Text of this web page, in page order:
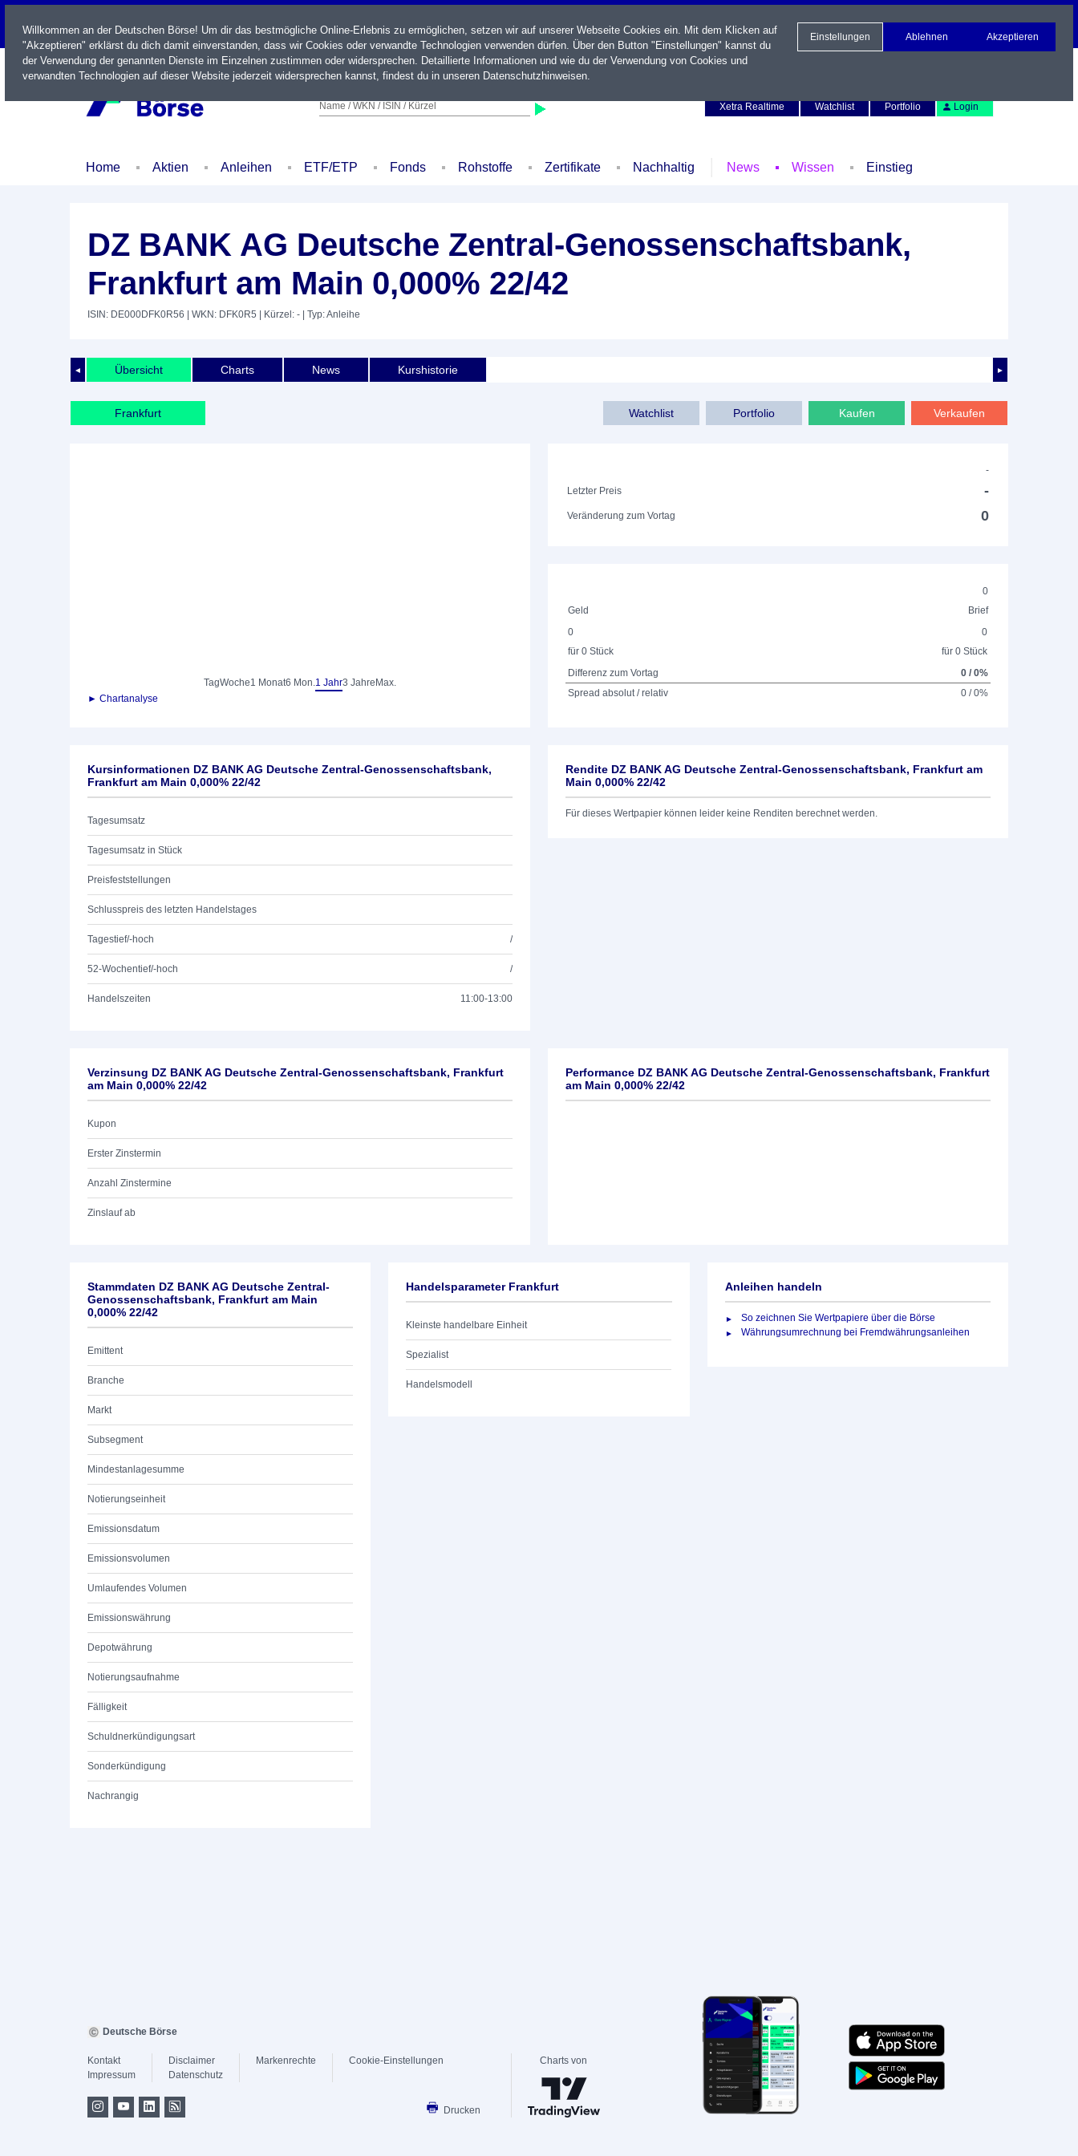
LIVE
Name / WKN / ISIN / Kürzel
Xetra Realtime
Watchlist Portfolio Login
Home Aktien Anleihen ETF/ETP Fonds Rohstoffe Zertifikate Nachhaltig News Wissen Einstieg
DZ BANK AG Deutsche Zentral-Genossenschaftsbank,
Frankfurt am Main 0,000% 22/42
ISIN: DE000DFK0R56 | WKN: DFK0R5 | Kürzel: - | Typ: Anleihe
◄ ►
Übersicht Charts News Kurshistorie
Frankfurt Verkaufen
Kaufen
Portfolio
Watchlist
TagWoche1 Monat6 Mon.1 Jahr3 Jahre Max.
► Chartanalyse
-
Letzter Preis
-
Veränderung zum Vortag 0
0
Geld
Brief
0
für 0 Stück
0
für 0 Stück
Differenz zum Vortag
0 / 0%
Spread absolut / relativ
0 / 0%
Kursinformationen DZ BANK AG Deutsche Zentral-Genossenschaftsbank,
Frankfurt am Main 0,000% 22/42
Tagesumsatz
Tagesumsatz in Stück
Preisfeststellungen
Schlusspreis des letzten Handelstages
Tagestief/-hoch /
52-Wochentief/-hoch /
Handelszeiten 11:00-13:00
Rendite DZ BANK AG Deutsche Zentral-Genossenschaftsbank, Frankfurt am
Main 0,000% 22/42
Für dieses Wertpapier können leider keine Renditen berechnet werden.
Verzinsung DZ BANK AG Deutsche Zentral-Genossenschaftsbank, Frankfurt
am Main 0,000% 22/42
Kupon
Erster Zinstermin
Anzahl Zinstermine
Zinslauf ab
Performance DZ BANK AG Deutsche Zentral-Genossenschaftsbank, Frankfurt
am Main 0,000% 22/42
Stammdaten DZ BANK AG Deutsche Zentral-
Genossenschaftsbank, Frankfurt am Main
0,000% 22/42
Emittent
Branche
Markt
Subsegment
Mindestanlagesumme
Notierungseinheit
Emissionsdatum
Emissionsvolumen
Umlaufendes Volumen
Emissionswährung
Depotwährung
Notierungsaufnahme
Fälligkeit
Schuldnerkündigungsart
Sonderkündigung
Nachrangig
Handelsparameter Frankfurt
Kleinste handelbare Einheit
Spezialist
Handelsmodell
Anleihen handeln
So zeichnen Sie Wertpapiere über die Börse
Währungsumrechnung bei Fremdwährungsanleihen
Willkommen an der Deutschen Börse! Um dir das bestmögliche Online-Erlebnis zu ermöglichen, setzen wir auf unserer Webseite Cookies ein. Mit dem Klicken auf
"Akzeptieren" erklärst du dich damit einverstanden, dass wir Cookies oder verwandte Technologien verwenden dürfen. Über den Button "Einstellungen" kannst du
der Verwendung der genannten Dienste im Einzelnen zustimmen oder widersprechen. Detaillierte Informationen und wie du der Verwendung von Cookies und
verwandten Technologien auf dieser Website jederzeit widersprechen kannst, findest du in unseren Datenschutzhinweisen.
Einstellungen Ablehnen Akzeptieren
Deutsche Börse
Kontakt
Impressum
Disclaimer
Datenschutz
Markenrechte Cookie-Einstellungen
Drucken
Charts von